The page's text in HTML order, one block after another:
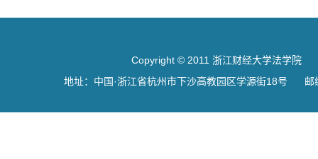
Copyright © 2011 浙江财经大学法学院
地址：中国·浙江省杭州市下沙高教园区学源街18号 邮